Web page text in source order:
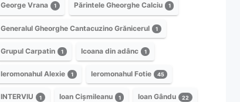
George Vrana 1 Părintele Gheorghe Calciu 1
Generalul Gheorghe Cantacuzino Grănicerul 1
Grupul Carpatin 1 Icoana din adânc 1
Ieromonahul Alexie 1 Ieromonahul Fotie 45
INTERVIU 1 Ioan Cișmileanu 1 Ioan Gându 22